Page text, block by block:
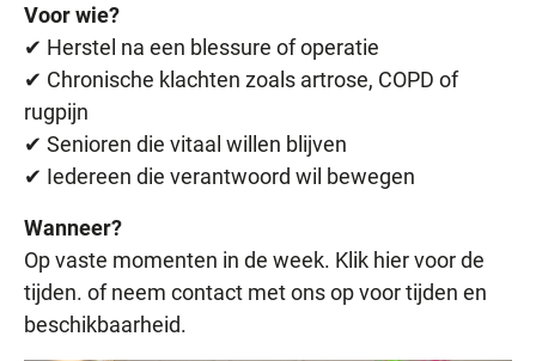
Voor wie?
✔ Herstel na een blessure of operatie
✔ Chronische klachten zoals artrose, COPD of
rugpijn
✔ Senioren die vitaal willen blijven
✔ Iedereen die verantwoord wil bewegen
Wanneer?
Op vaste momenten in de week. Klik hier voor de
tijden. of neem contact met ons op voor tijden en
beschikbaarheid.